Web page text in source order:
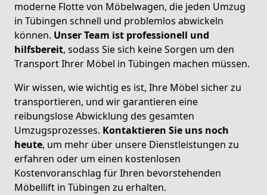
moderne Flotte von Möbelwagen, die jeden Umzug
in Tübingen schnell und problemlos abwickeln
können. Unser Team ist professionell und
hilfsbereit, sodass Sie sich keine Sorgen um den
Transport Ihrer Möbel in Tübingen machen müssen.
Wir wissen, wie wichtig es ist, Ihre Möbel sicher zu
transportieren, und wir garantieren eine
reibungslose Abwicklung des gesamten
Umzugsprozesses. Kontaktieren Sie uns noch
heute, um mehr über unsere Dienstleistungen zu
erfahren oder um einen kostenlosen
Kostenvoranschlag für Ihren bevorstehenden
Möbellift in Tübingen zu erhalten.